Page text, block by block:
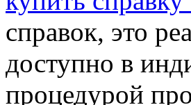
справок, это
доступно в
процедурой